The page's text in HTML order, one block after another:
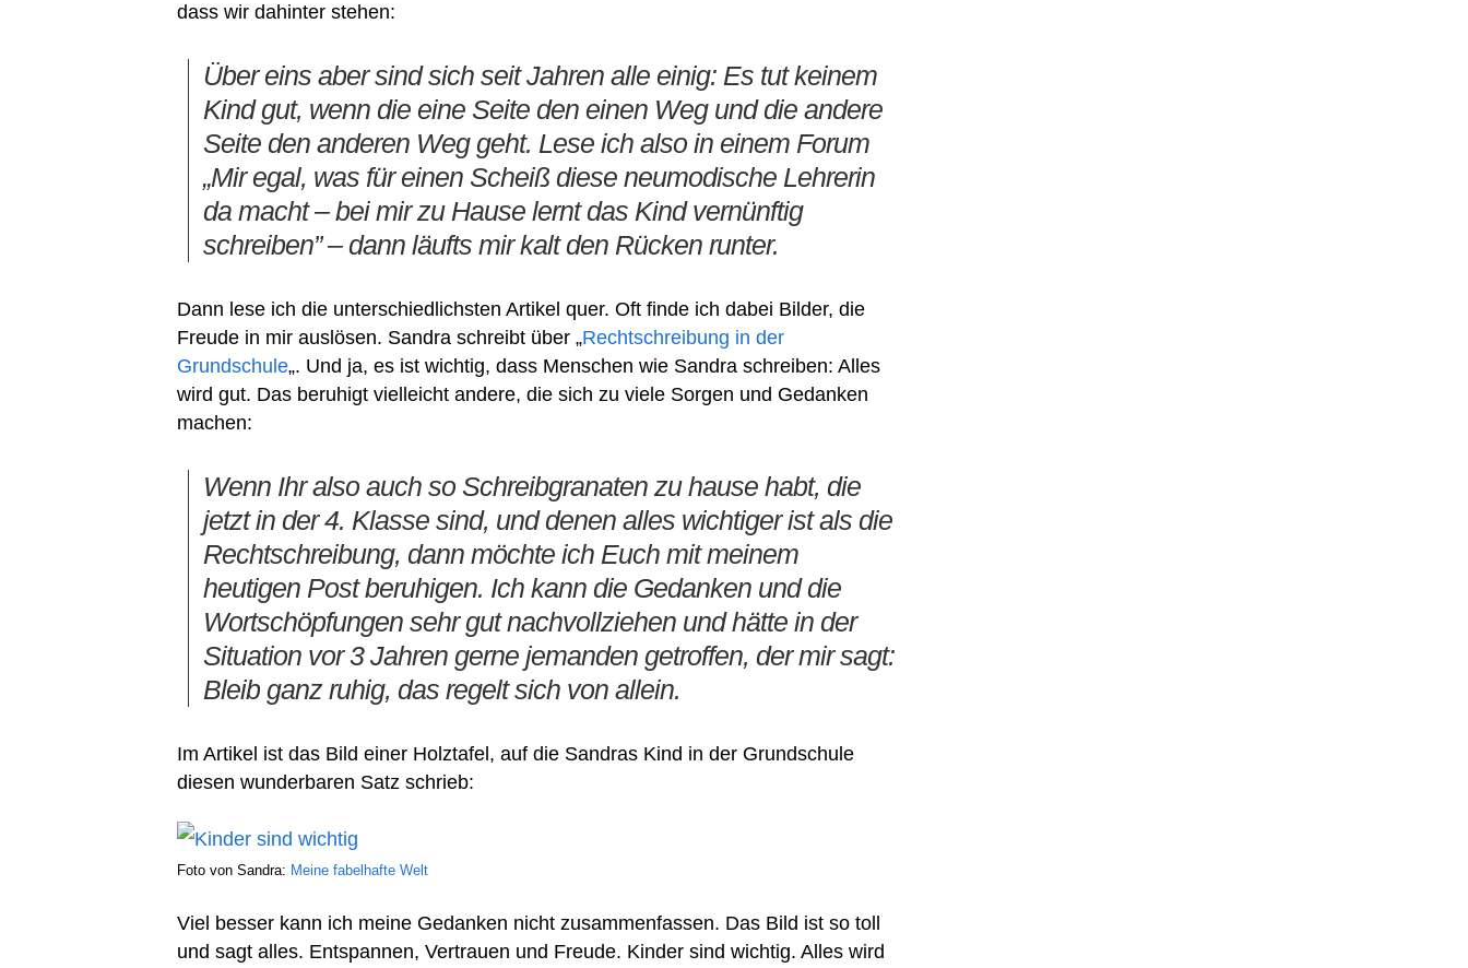
dass wir dahinter stehen:
Über eins aber sind sich seit Jahren alle einig: Es tut keinem
Kind gut, wenn die eine Seite den einen Weg und die andere
Seite den anderen Weg geht. Lese ich also in einem Forum
„Mir egal, was für einen Scheiß diese neumodische Lehrerin
da macht – bei mir zu Hause lernt das Kind vernünftig
schreiben” – dann läufts mir kalt den Rücken runter.
Dann lese ich die unterschiedlichsten Artikel quer. Oft finde ich dabei Bilder, die
Freude in mir auslösen. Sandra schreibt über „Rechtschreibung in der
Grundschule„. Und ja, es ist wichtig, dass Menschen wie Sandra schreiben: Alles
wird gut. Das beruhigt vielleicht andere, die sich zu viele Sorgen und Gedanken
machen:
Wenn Ihr also auch so Schreibgranaten zu hause habt, die
jetzt in der 4. Klasse sind, und denen alles wichtiger ist als die
Rechtschreibung, dann möchte ich Euch mit meinem
heutigen Post beruhigen. Ich kann die Gedanken und die
Wortschöpfungen sehr gut nachvollziehen und hätte in der
Situation vor 3 Jahren gerne jemanden getroffen, der mir sagt:
Bleib ganz ruhig, das regelt sich von allein.
Im Artikel ist das Bild einer Holztafel, auf die Sandras Kind in der Grundschule
diesen wunderbaren Satz schrieb:
Foto von Sandra: Meine fabelhafte Welt
Viel besser kann ich meine Gedanken nicht zusammenfassen. Das Bild ist so toll
und sagt alles. Entspannen, Vertrauen und Freude. Kinder sind wichtig. Alles wird